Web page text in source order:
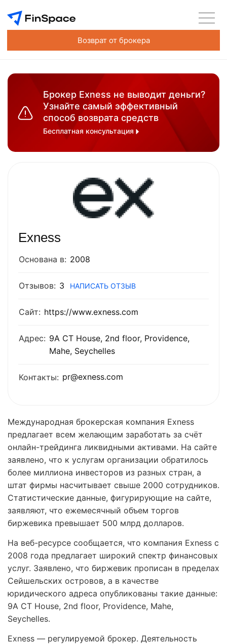
Возврат от брокера
Брокер Exness не выводит деньги?
Узнайте самый эффективный
способ возврата средств
Бесплатная консультация
Exness
Основана в: 2008
Отзывов: 3 НАПИСАТЬ ОТЗЫВ
Сайт: https://www.exness.com
Адрес: 9A CT House, 2nd floor, Providence,
Mahe, Seychelles
Контакты: pr@exness.com
Международная брокерская компания Exness
предлагает всем желающим заработать за счёт
онлайн-трейдинга ликвидными активами. На сайте
заявлено, что к услугам организации обратилось
более миллиона инвесторов из разных стран, а
штат фирмы насчитывает свыше 2000 сотрудников.
Статистические данные, фигурирующие на сайте,
заявляют, что ежемесячный объем торгов
биржевика превышает 500 млрд долларов.
На веб-ресурсе сообщается, что компания Exness с
2008 года предлагает широкий спектр финансовых
услуг. Заявлено, что биржевик прописан в пределах
Сейшельских островов, а в качестве
юридического адреса опубликованы такие данные:
9A CT House, 2nd floor, Providence, Mahe,
Seychelles.
Exness — регулируемой брокер. Деятельность